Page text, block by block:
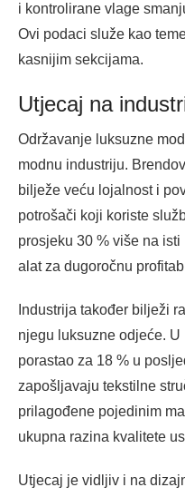
i kontrolirane vlage
Ovi podaci služe kao
kasnijim sekcijama.
Utjecaj na
Održavanje luksuzne
modnu industriju.
bilježe veću lojalnost i
potrošači koji koriste
prosjeku 30 % više na
alat za dugoročnu
Industrija također bilježi
njegu luksuzne odjeće.
porastao za 18 % u
zapošljavaju tekstilne
prilagođene pojedinim
ukupna razina kvalitete
Utjecaj je vidljiv i na